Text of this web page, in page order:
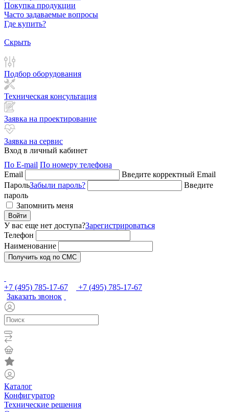
Покупка продукции
Часто задаваемые вопросы
Где купить?
Скрыть
Подбор оборудования
Техническая консультация
Заявка на проектирование
Заявка на сервис
Вход в личный кабинет
По E-mail По номеру телефона
Email
Введите корректный Email
ПарольЗабыли пароль?
Введите
пароль
Запомнить меня
Войти
У вас еще нет доступа?Зарегистрироваться
Телефон
Наименование
Получить код по СМС
+7 (495) 785-17-67
+7 (495) 785-17-67
Заказать звонок
Каталог
Конфигуратор
Технические решения